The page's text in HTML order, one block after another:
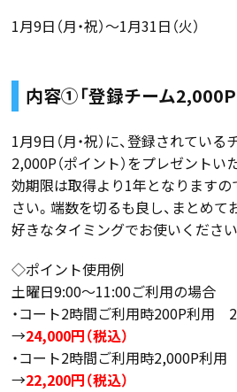
1月9日（月・祝）～1月31日（火）
内容①「登録チーム2,000P
1月9日（月・祝）に、登録されてい
2,000P（ポイント）をプレゼントい
効期限は取得より1年となりますの
さい。端数を切るも良し、まとめ
好きなタイミングでお使いください
◇ポイント使用例
土曜日9:00～11:00ご利用の場合
・コート2時間ご利用時200P利用
→24,000円（税込）
・コート2時間ご利用時2,000P利用
→22,200円（税込）